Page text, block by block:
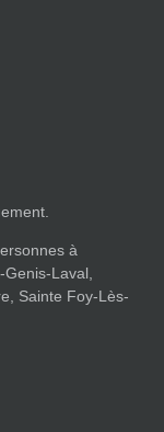
à
Laval,
Sainte Foy-Lès-